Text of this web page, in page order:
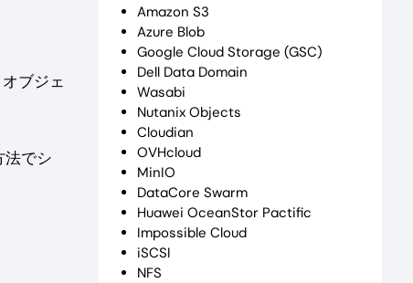
ブジェ
法でシ
Amazon S3
Azure Blob
Google Cloud Storage (GSC)
Dell Data Domain
Wasabi
Nutanix Objects
Cloudian
OVHcloud
MinIO
DataCore Swarm
Huawei OceanStor Pactific
Impossible Cloud
iSCSI
NFS